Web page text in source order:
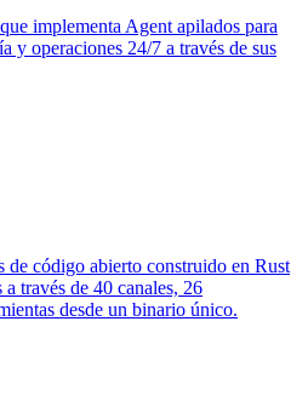
implementa Agent apilados para
y operaciones 24/7 a través de sus
de código abierto construido en Rust
través de 40 canales, 26
desde un binario único.